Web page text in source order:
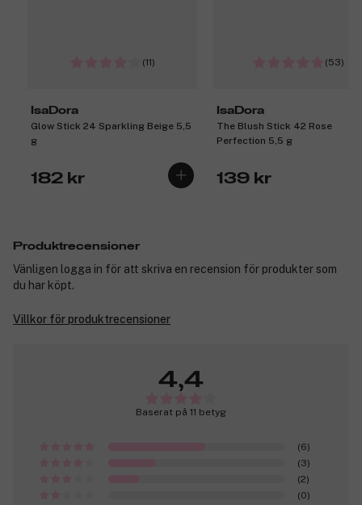
(11)
IsaDora
Glow Stick 24 Sparkling Beige 5,5
g
182 kr
(53)
IsaDora
The Blush Stick 42 Rose
Perfection 5,5 g
139 kr
Produktrecensioner
Vänligen logga in för att skriva en recension för produkter som
du har köpt.
Villkor för produktrecensioner
4,4
Baserat på 11 betyg
(6)
(3)
(2)
(0)